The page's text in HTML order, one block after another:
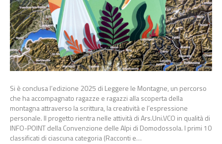
Si è conclusa l’edizione 2025 di Leggere le Montagne, un percorso
che ha accompagnato ragazze e ragazzi alla scoperta della
montagna attraverso la scrittura, la creatività e l’espressione
personale. Il progetto rientra nelle attività di Ars.Uni.VCO in qualità di
INFO-POINT della Convenzione delle Alpi di Domodossola. I primi 10
classificati di ciascuna categoria (Racconti e…